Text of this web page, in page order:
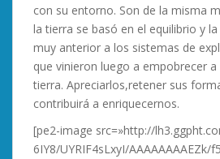
con su entorno. Son de la misma
la tierra se basó en el equilibrio y
muy anterior a los sistemas de
que vinieron luego a empobrecer
tierra. Apreciarlos,retener sus
contribuirá a enriquecernos.
[pe2-image src=»http://
6IY8/UYRIF4sLxyI/